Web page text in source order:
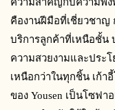
คืองานฝีมือที่เชี่ยวชา
บริการลูกค้าที่เหนือชั้น
ความสวยงามและประ
เหนือกว่าในทุกชิ้น เก้
ของ Yousen เป็นโซฟ